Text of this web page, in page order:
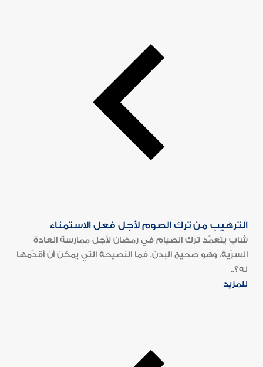
الترهيب من ترك الصوم لأجل فعل الاستمناء
شاب يتعمّد ترك الصيام في رمضان لأجل ممارسة العادة
السرّية، وهو صحيح البدن. فما النصيحة التي يمكن أن أقدّمها
له؟..
للمزيد